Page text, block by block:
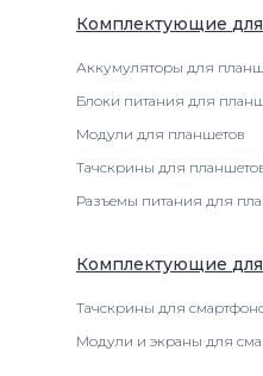
Комплектующие для
Аккумуляторы для
Блоки питания для
Модули для планшетов
Тачскрины для
Разъемы питания для
Комплектующие для
Тачскрины для
Модули и экраны для